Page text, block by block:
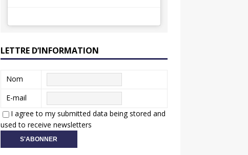
LETTRE D’INFORMATION
Nom
E-mail
I agree to my submitted data being stored and
used to receive newsletters